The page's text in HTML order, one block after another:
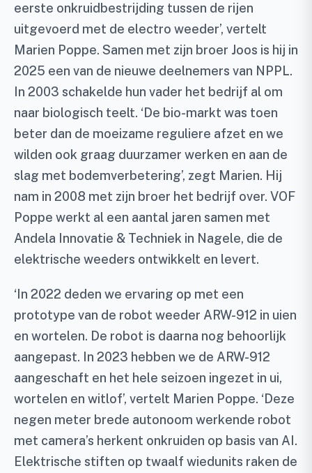
eerste onkruidbestrijding tussen de rijen
uitgevoerd met de electro weeder’, vertelt
Marien Poppe. Samen met zijn broer Joos is hij in
2025 een van de nieuwe deelnemers van NPPL.
In 2003 schakelde hun vader het bedrijf al om
naar biologisch teelt. ‘De bio-markt was toen
beter dan de moeizame reguliere afzet en we
wilden ook graag duurzamer werken en aan de
slag met bodemverbetering’, zegt Marien. Hij
nam in 2008 met zijn broer het bedrijf over. VOF
Poppe werkt al een aantal jaren samen met
Andela Innovatie & Techniek in Nagele, die de
elektrische weeders ontwikkelt en levert.
‘In 2022 deden we ervaring op met een
prototype van de robot weeder ARW-912 in uien
en wortelen. De robot is daarna nog behoorlijk
aangepast. In 2023 hebben we de ARW-912
aangeschaft en het hele seizoen ingezet in ui,
wortelen en witlof’, vertelt Marien Poppe. ‘Deze
negen meter brede autonoom werkende robot
met camera’s herkent onkruiden op basis van AI.
Elektrische stiften op twaalf wiedunits raken de